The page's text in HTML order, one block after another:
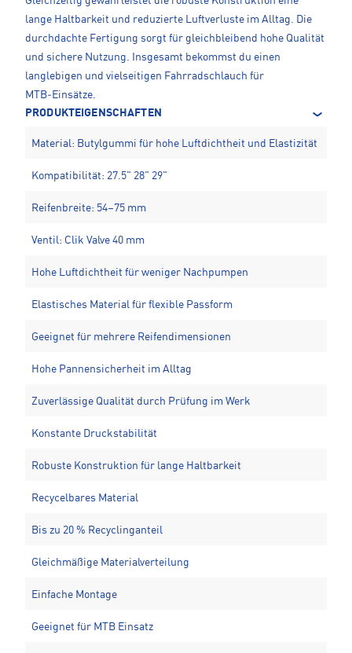
lange Haltbarkeit und reduzierte Luftverluste im Alltag. Die
durchdachte Fertigung sorgt für gleichbleibend hohe Qualität
und sichere Nutzung. Insgesamt bekommst du einen
langlebigen und vielseitigen Fahrradschlauch für
MTB‑Einsätze.
PRODUKTEIGENSCHAFTEN
Material: Butylgummi für hohe Luftdichtheit und Elastizität
Kompatibilität: 27.5" 28" 29"
Reifenbreite: 54–75 mm
Ventil: Clik Valve 40 mm
Hohe Luftdichtheit für weniger Nachpumpen
Elastisches Material für flexible Passform
Geeignet für mehrere Reifendimensionen
Hohe Pannensicherheit im Alltag
Zuverlässige Qualität durch Prüfung im Werk
Konstante Druckstabilität
Robuste Konstruktion für lange Haltbarkeit
Recycelbares Material
Bis zu 20 % Recyclinganteil
Gleichmäßige Materialverteilung
Einfache Montage
Geeignet für MTB Einsatz